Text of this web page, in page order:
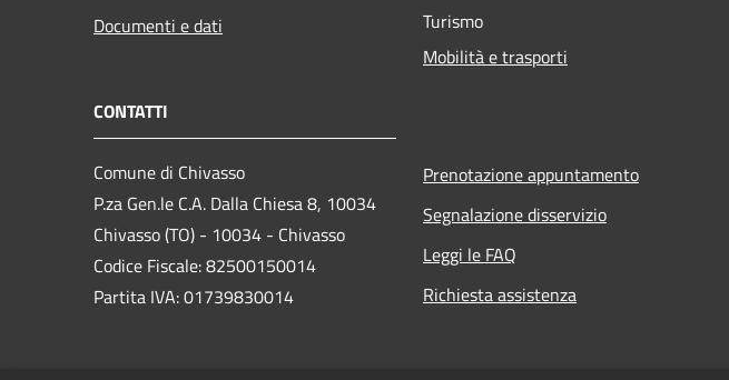
Documenti e dati
Turismo
Mobilità e trasporti
CONTATTI
Comune di Chivasso
P.za Gen.le C.A. Dalla Chiesa 8, 10034
Chivasso (TO) - 10034 - Chivasso
Codice Fiscale: 82500150014
Partita IVA: 01739830014
Prenotazione appuntamento
Segnalazione disservizio
Leggi le FAQ
Richiesta assistenza